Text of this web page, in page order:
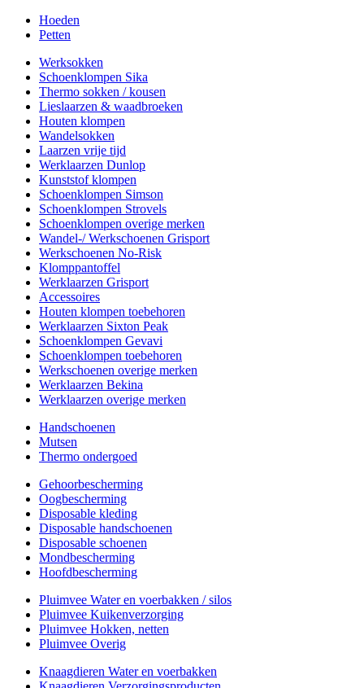
Hoeden
Petten
Werksokken
Schoenklompen Sika
Thermo sokken / kousen
Lieslaarzen & waadbroeken
Houten klompen
Wandelsokken
Laarzen vrije tijd
Werklaarzen Dunlop
Kunststof klompen
Schoenklompen Simson
Schoenklompen Strovels
Schoenklompen overige merken
Wandel-/ Werkschoenen Grisport
Werkschoenen No-Risk
Klomppantoffel
Werklaarzen Grisport
Accessoires
Houten klompen toebehoren
Werklaarzen Sixton Peak
Schoenklompen Gevavi
Schoenklompen toebehoren
Werkschoenen overige merken
Werklaarzen Bekina
Werklaarzen overige merken
Handschoenen
Mutsen
Thermo ondergoed
Gehoorbescherming
Oogbescherming
Disposable kleding
Disposable handschoenen
Disposable schoenen
Mondbescherming
Hoofdbescherming
Pluimvee Water en voerbakken / silos
Pluimvee Kuikenverzorging
Pluimvee Hokken, netten
Pluimvee Overig
Knaagdieren Water en voerbakken